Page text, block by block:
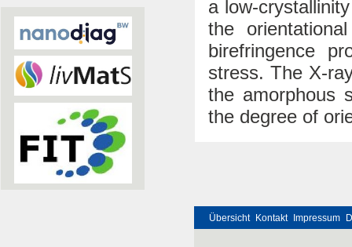
a low-
the
birefringence
stress. The X-
the amorphous
the degree of
Übersicht Kontakt Impressum